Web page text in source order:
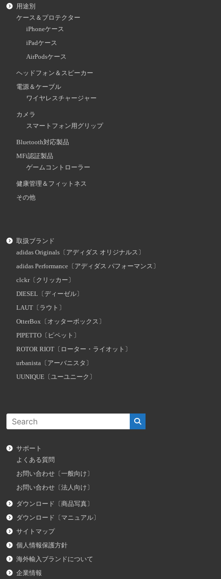
用途別
ケース＆プロテクター
iPhoneケース
iPadケース
AirPodsケース
ヘッドフォン＆スピーカー
電源＆ケーブル
ワイヤレスチャージャー
カメラ
スマートフォン用グリップ
Bluetooth対応製品
MFi認証製品
ゲームコントローラー
健康管理＆フィットネス
その他
取扱ブランド
adidas Originals〔アディダス オリジナルス〕
adidas Performance〔アディダス パフォーマンス〕
clckr〔クリッカー〕
DIESEL〔ディーゼル〕
LAUT〔ラウト〕
OtterBox〔オッターボックス〕
PIPETTO〔ピペット〕
ROTOR RIOT〔ローター・ライオット〕
urbanista〔アーバニスタ〕
UUNIQUE〔ユーユニーク〕
サポート
よくある質問
お問い合わせ〔一般向け〕
お問い合わせ〔法人向け〕
ダウンロード〔商品写真〕
ダウンロード〔マニュアル〕
サイトマップ
個人情報保護方針
海外輸入ブランドについて
企業情報